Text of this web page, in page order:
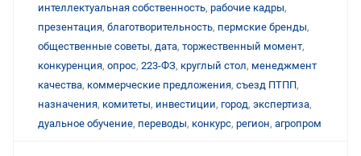
интеллектуальная собственность, рабочие кадры,
презентация, благотворительность, пермские бренды,
общественные советы, дата, торжественный момент,
конкуренция, опрос, 223-ФЗ, круглый стол, менеджмент
качества, коммерческие предложения, съезд ПТПП,
назначения, комитеты, инвестиции, город, экспертиза,
дуальное обучение, переводы, конкурс, регион, агропром